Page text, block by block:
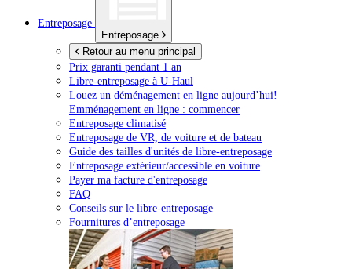
Entreposage
Entreposage
Retour au menu principal
Prix garanti pendant 1 an
Libre-entreposage à U-Haul
Louez un déménagement en ligne aujourd’hui!
Emménagement en ligne : commencer
Entreposage climatisé
Entreposage de VR, de voiture et de bateau
Guide des tailles d'unités de libre-entreposage
Entreposage extérieur/accessible en voiture
Payer ma facture d'entreposage
FAQ
Conseils sur le libre-entreposage
Fournitures d’entreposage